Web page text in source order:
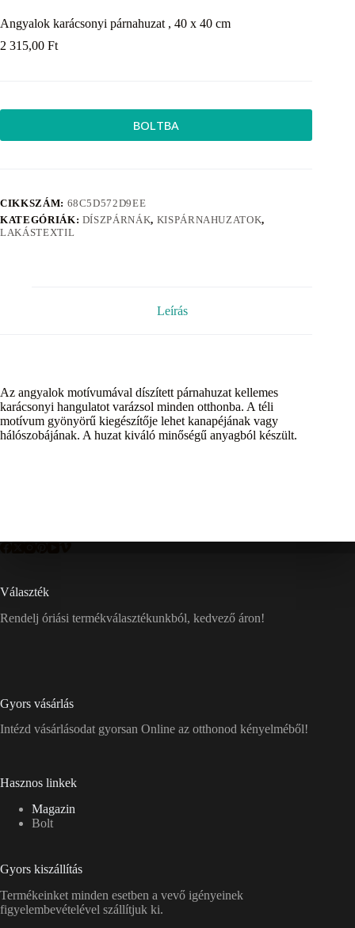
Angyalok karácsonyi párnahuzat , 40 x 40 cm
2 315,00 Ft
BOLTBA
CIKKSZÁM: 68C5D572D9EE
KATEGÓRIÁK: DÍSZPÁRNÁK, KISPÁRNAHUZATOK,
LAKÁSTEXTIL
Leírás
Az angyalok motívumával díszített párnahuzat kellemes
karácsonyi hangulatot varázsol minden otthonba. A téli
motívum gyönyörű kiegészítője lehet kanapéjának vagy
hálószobájának. A huzat kiváló minőségű anyagból készült.
Választék
Rendelj óriási termékválasztékunkból, kedvező áron!
Gyors vásárlás
Intézd vásárlásodat gyorsan Online az otthonod kényelméből!
Hasznos linkek
Magazin
Bolt
Gyors kiszállítás
Termékeinket minden esetben a vevő igényeinek
figyelembevételével szállítjuk ki.